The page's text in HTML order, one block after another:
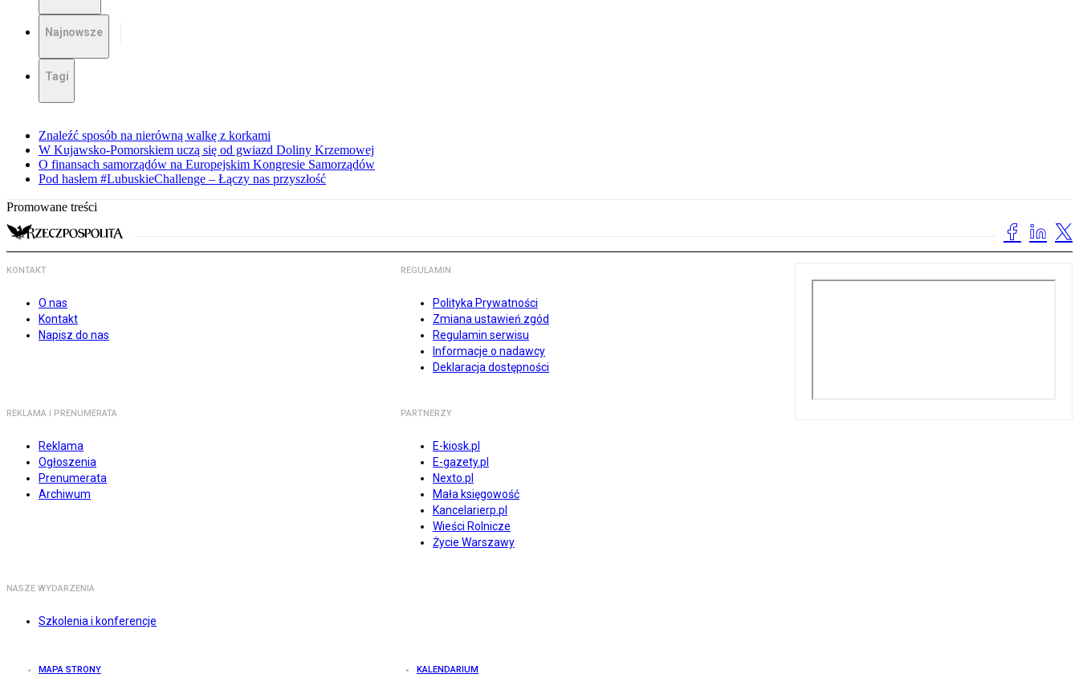
Najnowsze
Tagi
Znaleźć sposób na nierówną walkę z korkami
W Kujawsko-Pomorskiem uczą się od gwiazd Doliny Krzemowej
O finansach samorządów na Europejskim Kongresie Samorządów
Pod hasłem #LubuskieChallenge – Łączy nas przyszłość
Promowane treści
KONTAKT
O nas
Kontakt
Napisz do nas
REGULAMIN
Polityka Prywatności
Zmiana ustawień zgód
Regulamin serwisu
Informacje o nadawcy
Deklaracja dostępności
REKLAMA I PRENUMERATA
Reklama
Ogłoszenia
Prenumerata
Archiwum
PARTNERZY
E-kiosk.pl
E-gazety.pl
Nexto.pl
Mała księgowość
Kancelarierp.pl
Wieści Rolnicze
Życie Warszawy
NASZE WYDARZENIA
Szkolenia i konferencje
MAPA STRONY KALENDARIUM